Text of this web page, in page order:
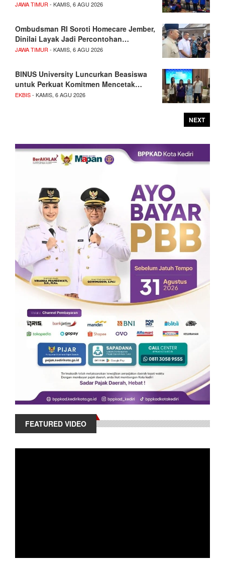
JAWA TIMUR- KAMIS, 6 AGU 2026
Ombudsman RI Soroti Homecare Jember,
Dinilai Layak Jadi Percontohan…
JAWA TIMUR- KAMIS, 6 AGU 2026
BINUS University Luncurkan Beasiswa
untuk Perkuat Komitmen Mencetak…
EKBIS- KAMIS, 6 AGU 2026
NEXT
FEATURED VIDEO